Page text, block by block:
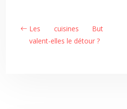
Les cuisines But
valent-elles le détour ?